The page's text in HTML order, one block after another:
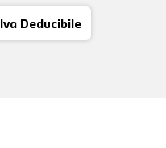
Iva Deducibile